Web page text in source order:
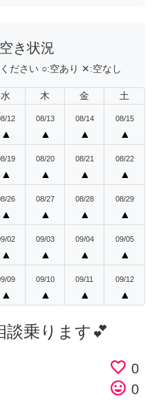
き状況
ださい ○:空あり ✕:空なし
水 木 金 土
12
▲
08/13
▲
08/14
▲
08/15
▲
19
▲
08/20
▲
08/21
▲
08/22
▲
26
▲
08/27
▲
08/28
▲
08/29
▲
02
▲
09/03
▲
09/04
▲
09/05
▲
09
▲
09/10
▲
09/11
▲
09/12
▲
談乗ります💕
favorite_border 0
tag_faces 0